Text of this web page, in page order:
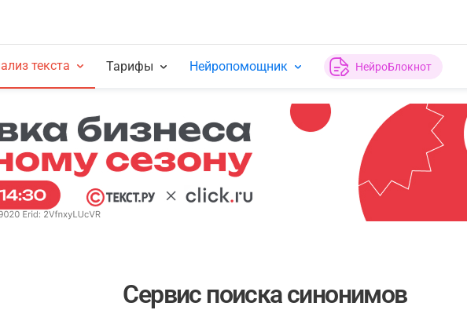
текста Тарифы Нейропомощник НейроБлокнот
Сервис поиска синонимов